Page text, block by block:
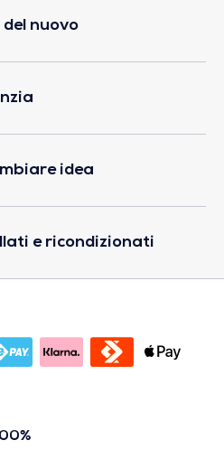
del nuovo
idea
e ricondizionati